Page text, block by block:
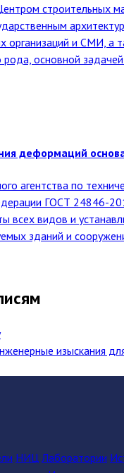
организаций и СМИ, а
основной
деформаций
по
ГОСТ 24846-
всех видов и
зданий и
изыскания
НИЦ Лаборатории